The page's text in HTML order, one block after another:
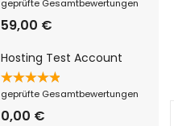
mit5.00
von 5
geprüfte Gesamtbewertungen
59,00 €
Hosting Test Account
Bewertet
mit5.00
von 5
geprüfte Gesamtbewertungen
0,00 €